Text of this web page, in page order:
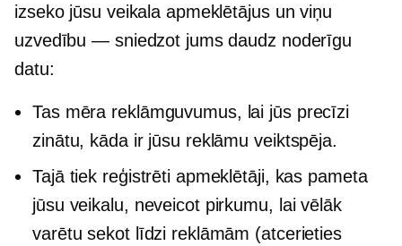
izseko jūsu veikala apmeklētājus un viņu
uzvedību — sniedzot jums daudz noderīgu
datu:
Tas mēra reklāmguvumus, lai jūs precīzi
zinātu, kāda ir jūsu reklāmu veiktspēja.
Tajā tiek reģistrēti apmeklētāji, kas pameta
jūsu veikalu, neveicot pirkumu, lai vēlāk
varētu sekot līdzi reklāmām (atcerieties